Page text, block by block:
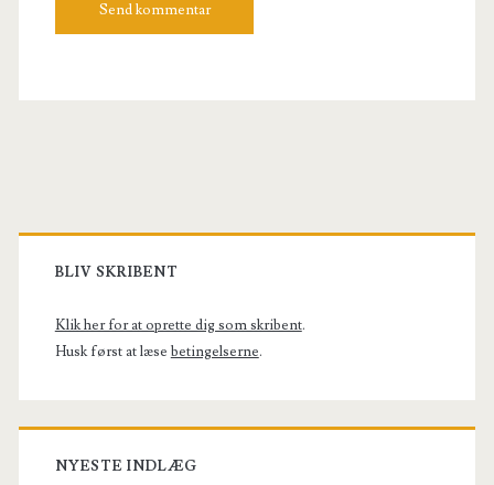
Primary
Sidebar
BLIV SKRIBENT
Klik her for at oprette dig som skribent.
Husk først at læse betingelserne.
NYESTE INDLÆG